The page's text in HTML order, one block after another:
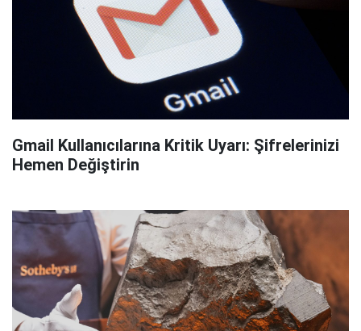
Gmail Kullanıcılarına Kritik Uyarı: Şifrelerinizi
Hemen Değiştirin